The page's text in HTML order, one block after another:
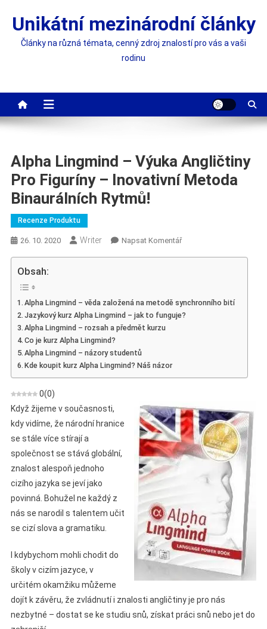
content
Unikátní mezinárodní články
Články na různá témata, cenný zdroj znalostí pro vás a vaši
rodinu
Alpha Lingmind – Výuka Angličtiny
Pro Figuríny – Inovativní Metoda
Binaurálních Rytmů!
Recenze Produktu
26. 10. 2020 Writer Napsat KomentářOn
Angličtiny
Metoda
Obsah:
Alpha Lingmind – věda založená na metodě synchronního bití
Jazykový kurz Alpha Lingmind – jak to funguje?
Alpha Lingmind – rozsah a předmět kurzu
Co je kurz Alpha Lingmind?
Alpha Lingmind – názory studentů
Kde koupit kurz Alpha Lingmind? Náš názor
0(0)
Když žijeme v současnosti,
kdy vidíme, že národní hranice
se stále více stírají a
společnost se stává globální,
znalost alespoň jednoho
cizího jazyka se jeví jako
povinná. Bohužel ne každý z
nás se narodil s talentem učit
se cizí slova a gramatiku.
I kdybychom mohli chodit do
školy v cizím jazyce, v
určitém okamžiku můžeme
dojít k závěru, že zvládnutí i znalosti angličtiny je pro nás
nezbytné – dostat se ke studiu snů, získat práci snů nebo jet do